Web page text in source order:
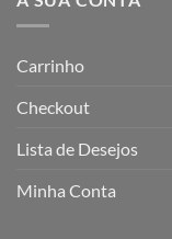
Carrinho
Checkout
Lista de Desejos
Minha Conta